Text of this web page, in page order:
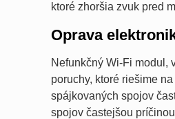
ktoré zhoršia zvuk pred
Oprava
Nefunkčný Wi-Fi modul,
poruchy, ktoré riešime
spájkovaných spojov
spojov častejšou